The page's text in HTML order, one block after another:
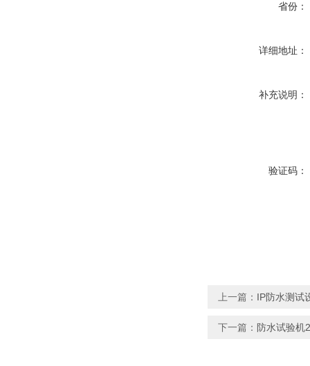
省份：
详细地址：
补充说明：
验证码：
上一篇： IP防水测试
下一篇： 防水试验机